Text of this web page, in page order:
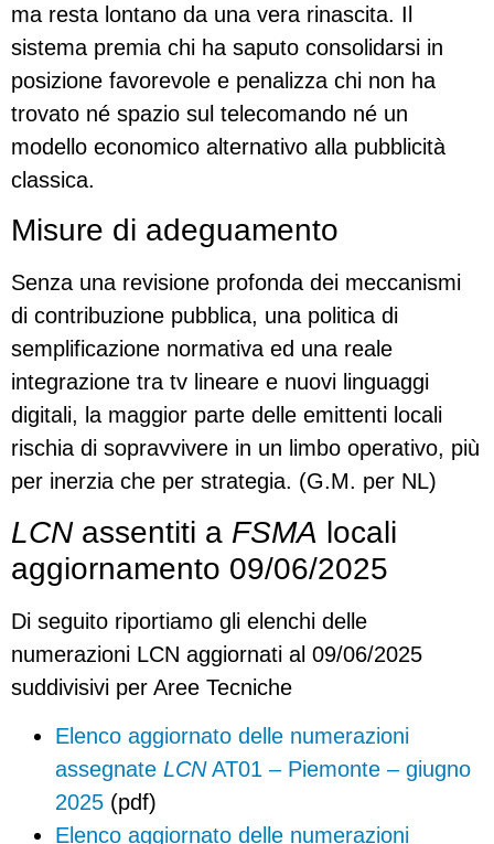
ma resta lontano da una vera rinascita. Il
sistema premia chi ha saputo consolidarsi in
posizione favorevole e penalizza chi non ha
trovato né spazio sul telecomando né un
modello economico alternativo alla pubblicità
classica.
Misure di adeguamento
Senza una revisione profonda dei meccanismi
di contribuzione pubblica, una politica di
semplificazione normativa ed una reale
integrazione tra tv lineare e nuovi linguaggi
digitali, la maggior parte delle emittenti locali
rischia di sopravvivere in un limbo operativo, più
per inerzia che per strategia. (G.M. per NL)
LCNassentiti a FSMA locali
aggiornamento 09/06/2025
Di seguito riportiamo gli elenchi delle
numerazioni LCN aggiornati al 09/06/2025
suddivisivi per Aree Tecniche
Elenco aggiornato delle numerazioni
assegnate LCNAT01 – Piemonte – giugno
2025 (pdf)
Elenco aggiornato delle numerazioni